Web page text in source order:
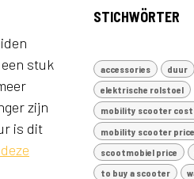
stuk
zijn
is dit
STICHWÖRTER
accessories
duur
elektrische rolstoel
mobility scooter
mobility scooter
scootmobiel price
to buy a scooter